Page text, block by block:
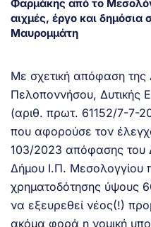
Φαρμάκης από το
αιχμές, έργο και δημόσια
Μαυρομμάτη
Με σχετική απόφαση της
Πελοποννήσου, Δυτικής
(αριθ. πρωτ. 61152/7-7-
που αφορούσε τον
103/2023 απόφασης του
Δήμου Ι.Π. Μεσολογγίου
χρηματοδότησης ύψους
να εξευρεθεί νέος(!)
ακόμα φορά η νομική